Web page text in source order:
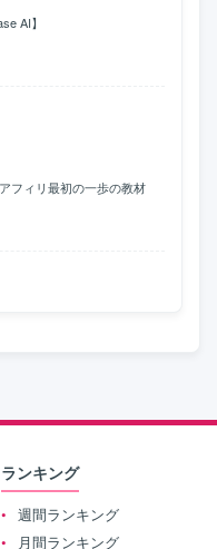
AI】
フィリ最初の一歩の教材
ランキング
週間ランキング
月間ランキング